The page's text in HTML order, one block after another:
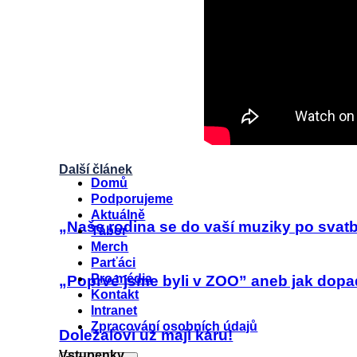
Další článek
„Naše rodina se do vaší muziky po
„Poprvé jsme byli v ZOO” aneb jak
Doležalovi už mají káru!
Menu
Domů
Podporujeme
Aktuálně
Tábor
Merch
Parťáci
Pro média
Kontakt
Intranet
Zpracování osobních údajů